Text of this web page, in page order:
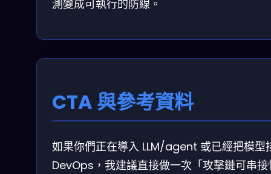
測變成可執行的防線。
CTA 與參考資料
如果你們正在導入 LLM/agent 或已經把模型
DevOps，我建議直接做一次「攻擊鏈可串接